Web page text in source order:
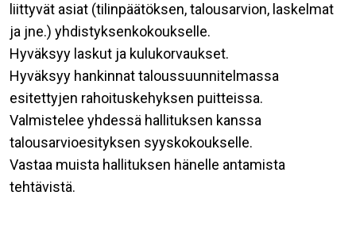
liittyvät asiat (tilinpäätöksen, talousarvion, laskelmat
ja jne.) yhdistyksenkokoukselle.
Hyväksyy laskut ja kulukorvaukset.
Hyväksyy hankinnat taloussuunnitelmassa
esitettyjen rahoituskehyksen puitteissa.
Valmistelee yhdessä hallituksen kanssa
talousarvioesityksen syyskokoukselle.
Vastaa muista hallituksen hänelle antamista
tehtävistä.